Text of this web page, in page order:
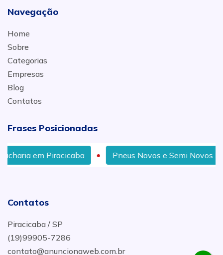
Navegação
Home
Sobre
Categorias
Empresas
Blog
Contatos
Frases Posicionadas
Piracicaba Pneus Novos e Semi Novos Para Carros
Contatos
Piracicaba / SP
(19)99905-7286
contato@anuncionaweb.com.br